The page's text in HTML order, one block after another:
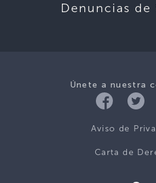
Denuncias de
Únete a nuestra
Aviso de
Carta de